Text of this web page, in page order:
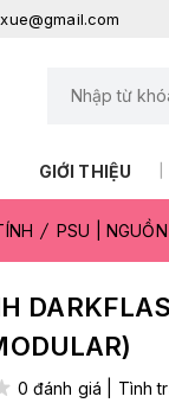
GIỚI THIỆU
PSU |
0 đánh giá Tình